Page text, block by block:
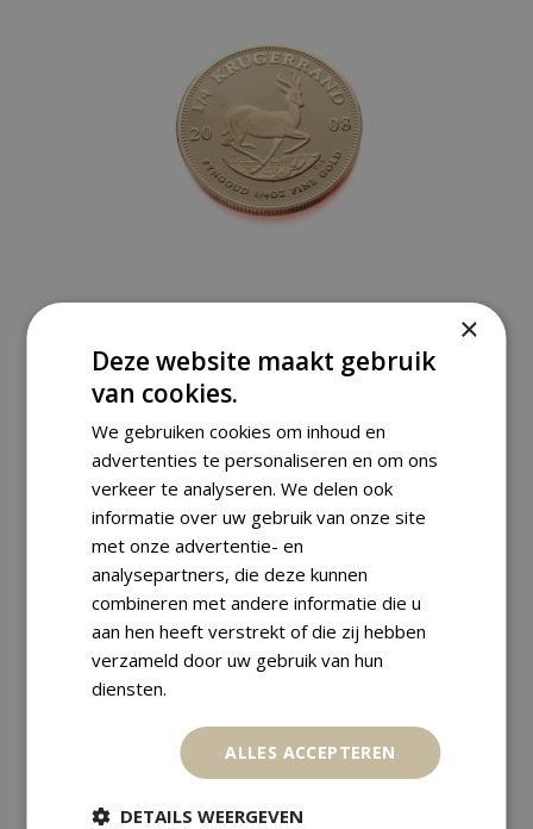
Golden Coins,Ounces
1/4 OZ.
€1.120,00
×
Deze website maakt gebruik
van cookies.
We gebruiken cookies om inhoud en
advertenties te personaliseren en om ons
verkeer te analyseren. We delen ook
informatie over uw gebruik van onze site
met onze advertentie- en
analysepartners, die deze kunnen
combineren met andere informatie die u
aan hen heeft verstrekt of die zij hebben
verzameld door uw gebruik van hun
diensten.
ALLES ACCEPTEREN
DETAILS WEERGEVEN